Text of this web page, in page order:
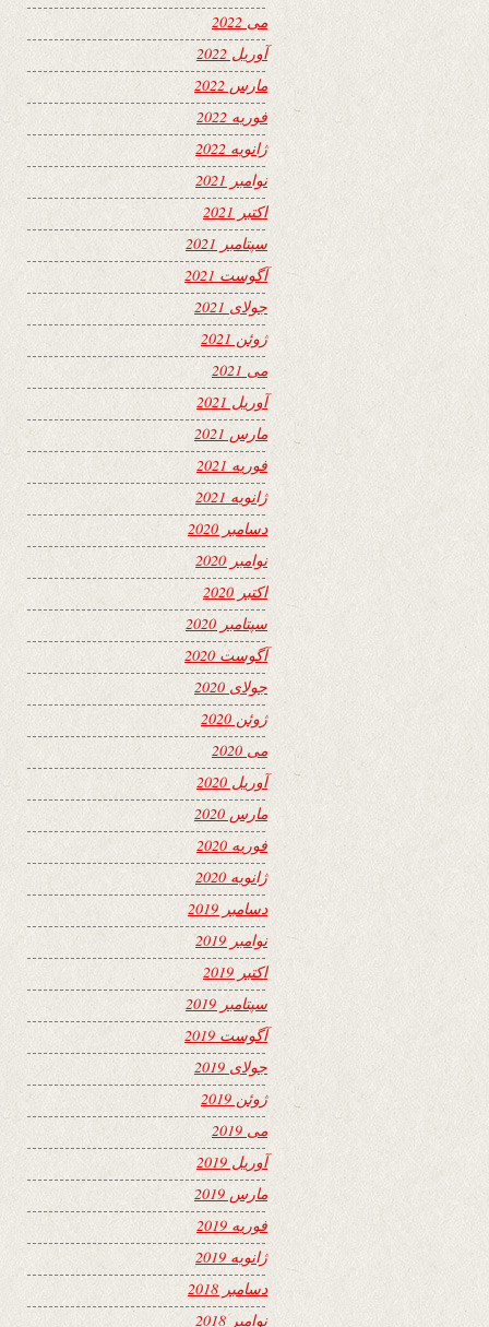
می 2022
آوریل 2022
مارس 2022
فوریه 2022
ژانویه 2022
نوامبر 2021
اکتبر 2021
سپتامبر 2021
آگوست 2021
جولای 2021
ژوئن 2021
می 2021
آوریل 2021
مارس 2021
فوریه 2021
ژانویه 2021
دسامبر 2020
نوامبر 2020
اکتبر 2020
سپتامبر 2020
آگوست 2020
جولای 2020
ژوئن 2020
می 2020
آوریل 2020
مارس 2020
فوریه 2020
ژانویه 2020
دسامبر 2019
نوامبر 2019
اکتبر 2019
سپتامبر 2019
آگوست 2019
جولای 2019
ژوئن 2019
می 2019
آوریل 2019
مارس 2019
فوریه 2019
ژانویه 2019
دسامبر 2018
نوامبر 2018